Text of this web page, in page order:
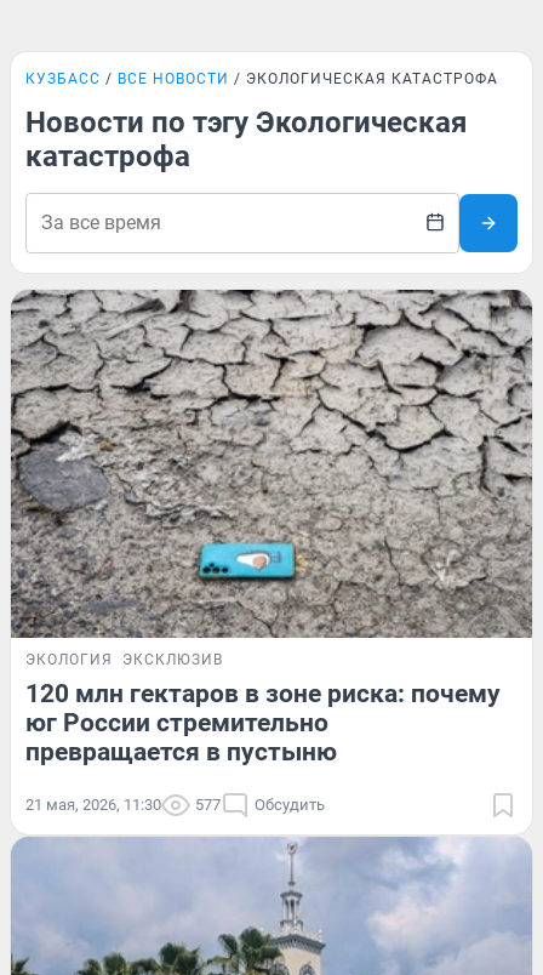
КУЗБАСС ВСЕ НОВОСТИ ЭКОЛОГИЧЕСКАЯ КАТАСТРОФА
Новости по тэгу Экологическая
катастрофа
ЭКОЛОГИЯ ЭКСКЛЮЗИВ
120 млн гектаров в зоне риска: почему
юг России стремительно
превращается в пустыню
21 мая, 2026, 11:30 577 Обсудить